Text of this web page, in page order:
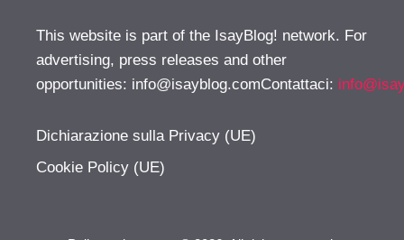
This website is part of the IsayBlog! network. For
advertising, press releases and other
opportunities: info@isayblog.comContattaci:
Dichiarazione sulla Privacy (UE)
Cookie Policy (UE)